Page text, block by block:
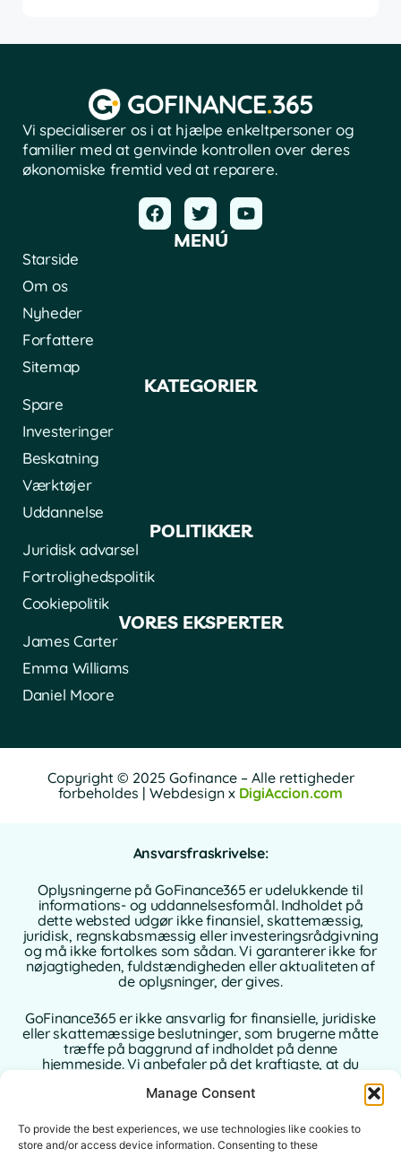
Manage Consent
To provide the best experiences, we use technologies like cookies to
store and/or access device information. Consenting to these
Vi specialiserer os i at hjælpe enkeltpersoner og
familier med at genvinde kontrollen over deres
økonomiske fremtid ved at reparere.
MENÚ
Starside
Om os
Nyheder
Forfattere
Sitemap
KATEGORIER
Spare
Investeringer
Beskatning
Værktøjer
Uddannelse
POLITIKKER
Juridisk advarsel
Fortrolighedspolitik
Cookiepolitik
VORES EKSPERTER
James Carter
Emma Williams
Daniel Moore
Copyright © 2025 Gofinance – Alle rettigheder
forbeholdes | Webdesign x DigiAccion.com
Ansvarsfraskrivelse:
Oplysningerne på GoFinance365 er udelukkende til
informations- og uddannelsesformål. Indholdet på
dette websted udgør ikke finansiel, skattemæssig,
juridisk, regnskabsmæssig eller investeringsrådgivning
og må ikke fortolkes som sådan. Vi garanterer ikke for
nøjagtigheden, fuldstændigheden eller aktualiteten af
de oplysninger, der gives.
GoFinance365 er ikke ansvarlig for finansielle, juridiske
eller skattemæssige beslutninger, som brugerne måtte
træffe på baggrund af indholdet på denne
hjemmeside. Vi anbefaler på det kraftigste, at du
konsulterer en kvalificeret og autoriseret rådgiver i dit
hjemland, inden du træffer beslutninger vedrørende
Brug af denne hjemmeside indebærer fuld accept af